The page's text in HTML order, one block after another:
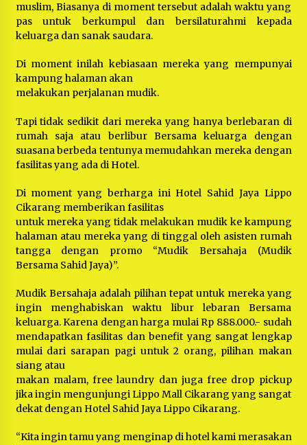
muslim, Biasanya di moment tersebut adalah waktu yang
pas untuk berkumpul dan bersilaturahmi kepada
keluarga dan sanak saudara.
Di moment inilah kebiasaan mereka yang mempunyai
kampung halaman akan
melakukan perjalanan mudik.
Tapi tidak sedikit dari mereka yang hanya berlebaran di
rumah saja atau berlibur Bersama keluarga dengan
suasana berbeda tentunya memudahkan mereka dengan
fasilitas yang ada di Hotel.
Di moment yang berharga ini Hotel Sahid Jaya Lippo
Cikarang memberikan fasilitas
untuk mereka yang tidak melakukan mudik ke kampung
halaman atau mereka yang di tinggal oleh asisten rumah
tangga dengan promo “Mudik Bersahaja (Mudik
Bersama Sahid Jaya)”.
Mudik Bersahaja adalah pilihan tepat untuk mereka yang
ingin menghabiskan waktu libur lebaran Bersama
keluarga. Karena dengan harga mulai Rp 888.000.- sudah
mendapatkan fasilitas dan benefit yang sangat lengkap
mulai dari sarapan pagi untuk 2 orang, pilihan makan
siang atau
makan malam, free laundry dan juga free drop pickup
jika ingin mengunjungi Lippo Mall Cikarang yang sangat
dekat dengan Hotel Sahid Jaya Lippo Cikarang.
“Kita ingin tamu yang menginap di hotel kami merasakan